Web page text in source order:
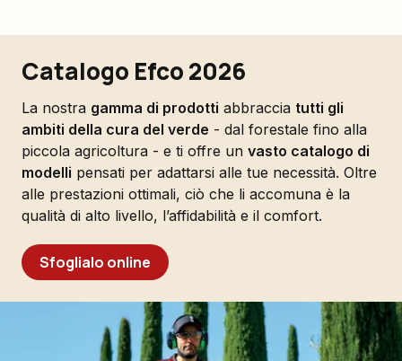
Catalogo Efco 2026
La nostra gamma di prodotti abbraccia tutti gli
ambiti della cura del verde - dal forestale fino alla
piccola agricoltura - e ti offre un vasto catalogo di
modelli pensati per adattarsi alle tue necessità. Oltre
alle prestazioni ottimali, ciò che li accomuna è la
qualità di alto livello, l’affidabilità e il comfort.
Sfoglialo online